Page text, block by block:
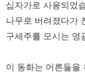
십자가로 사용되었
나무로 버려졌다가
구세주를 모시는 영
이 동화는 어른들을